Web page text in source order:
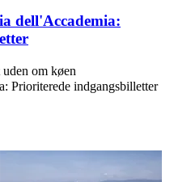
dell'Accademia:
om køen
Prioriterede indgangsbilletter